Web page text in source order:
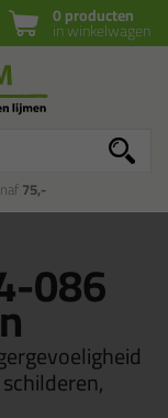
0 producten
in winkelwagen
75,-
086